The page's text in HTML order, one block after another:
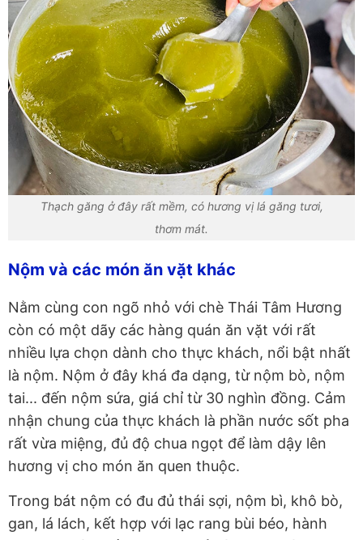
Thạch găng ở đây rất mềm, có hương vị lá găng tươi,
thơm mát.
Nộm và các món ăn vặt khác
Nằm cùng con ngõ nhỏ với chè Thái Tâm Hương
còn có một dãy các hàng quán ăn vặt với rất
nhiều lựa chọn dành cho thực khách, nổi bật nhất
là nộm. Nộm ở đây khá đa dạng, từ nộm bò, nộm
tai... đến nộm sứa, giá chỉ từ 30 nghìn đồng. Cảm
nhận chung của thực khách là phần nước sốt pha
rất vừa miệng, đủ độ chua ngọt để làm dậy lên
hương vị cho món ăn quen thuộc.
Trong bát nộm có đu đủ thái sợi, nộm bì, khô bò,
gan, lá lách, kết hợp với lạc rang bùi béo, hành